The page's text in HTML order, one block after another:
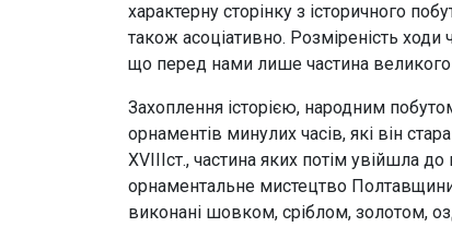
характерну сторінку з історичного
також асоціативно. Розміреність
що перед нами лише частина
Захоплення історією, народним
орнаментів минулих часів, які він
XVIIIст., частина яких потім увійшла
орнаментальне мистецтво
виконані шовком, сріблом, золотом,